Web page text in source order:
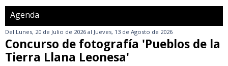
Agenda
Del Lunes, 20 de Julio de 2026 al Jueves, 13 de Agosto de 2026
Concurso de fotografía 'Pueblos de la
Tierra Llana Leonesa'